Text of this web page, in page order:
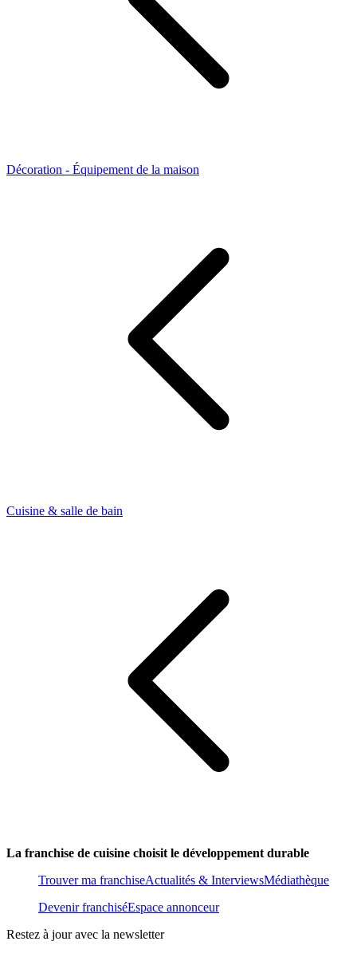
Décoration - Équipement de la maison
Cuisine & salle de bain
La franchise de cuisine choisit le développement durable
Trouver ma franchiseActualités & InterviewsMédiathèque
Devenir franchiséEspace annonceur
Restez à jour avec la newsletter